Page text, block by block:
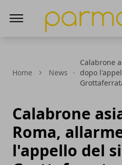
Home News
Calabrone
dopo
Calabrone
Roma,
l'appello del